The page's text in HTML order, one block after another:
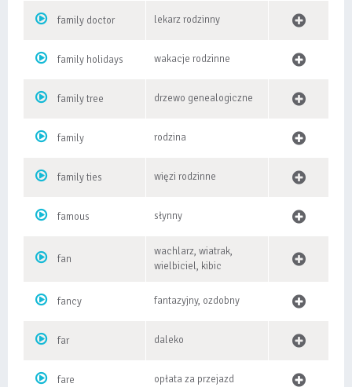
family doctor lekarz rodzinny
family holidays wakacje rodzinne
family tree drzewo genealogiczne
family rodzina
family ties więzi rodzinne
famous słynny
fan
wachlarz, wiatrak,
wielbiciel, kibic
fancy fantazyjny, ozdobny
far daleko
fare opłata za przejazd